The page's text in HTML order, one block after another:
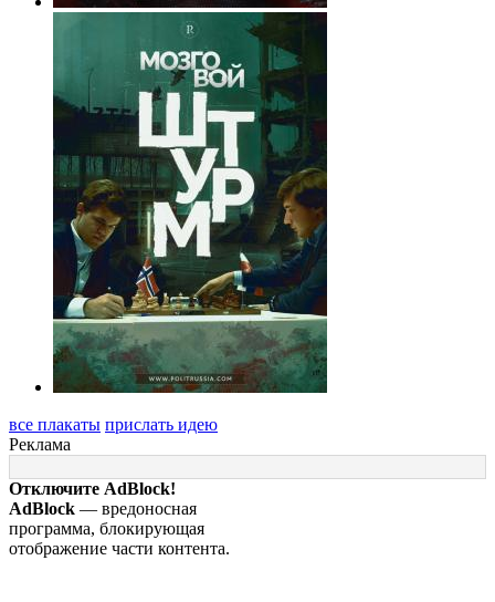
все плакаты прислать идею
Реклама
Отключите AdBlock!
AdBlock — вредоносная
программа, блокирующая
отображение части контента.